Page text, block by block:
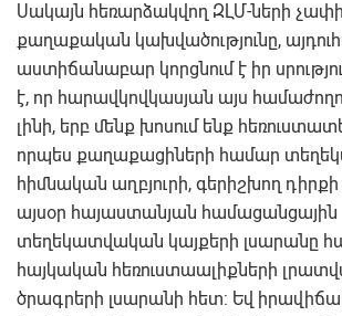
Սակայն հեռարձակվող ԶԼՄ-ների
քաղաքական կախվածությունը,
աստիճանաբար կորցնում է իր
է, որ հարավկովկասյան այս
լինի, երբ մենք խոսում ենք
որպես քաղաքացիների համար
հիմնական աղբյուրի, գերիշխող
այսօր հայաստանյան համացանցային
տեղեկատվական կայքերի լսարանը
հայկական հեռուստաալիքների
ծրագրերի լսարանի հետ: Եվ